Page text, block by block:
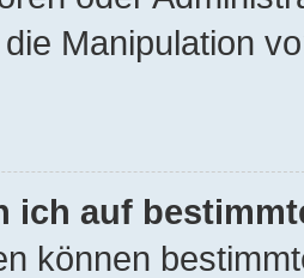
Manipulation
ich auf
können